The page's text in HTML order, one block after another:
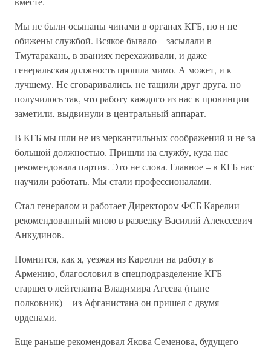
Мы не были осыпаны чинами в органах КГБ, но и не
обижены службой. Всякое бывало – засылали в
Тмутаракань, в званиях перехаживали, и даже
генеральская должность прошла мимо. А может, и к
лучшему. Не сговаривались, не тащили друг друга, но
получилось так, что работу каждого из нас в провинции
заметили, выдвинули в центральный аппарат.
В КГБ мы шли не из меркантильных соображений и не за
большой должностью. Пришли на службу, куда нас
рекомендовала партия. Это не слова. Главное – в КГБ нас
научили работать. Мы стали профессионалами.
Стал генералом и работает Директором ФСБ Карелии
рекомендованный мною в разведку Василий Алексеевич
Анкудинов.
Помнится, как я, уезжая из Карелии на работу в
Армению, благословил в спецподразделение КГБ
старшего лейтенанта Владимира Агеева (ныне
полковник) – из Афганистана он пришел с двумя
орденами.
Еще раньше рекомендовал Якова Семенова, будущего